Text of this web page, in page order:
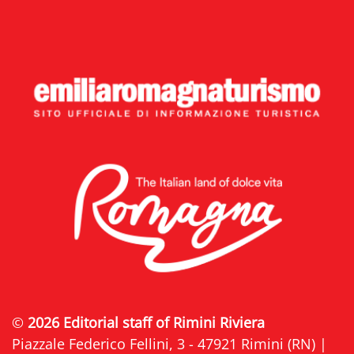
© 2026 Editorial staff of Rimini Riviera
Piazzale Federico Fellini, 3 - 47921 Rimini (RN) |